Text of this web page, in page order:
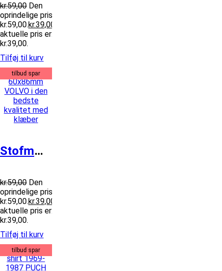
kr.59,00 Den
oprindelige pris var:
kr.59,00.kr.39,00
aktuelle pris er:
kr.39,00.
Tilføj til kurv
tilbud spar
Stofmærke 60x86mm VOLVO
kr.59,00 Den
oprindelige pris var:
kr.59,00.kr.39,00
aktuelle pris er:
kr.39,00.
Tilføj til kurv
tilbud spar